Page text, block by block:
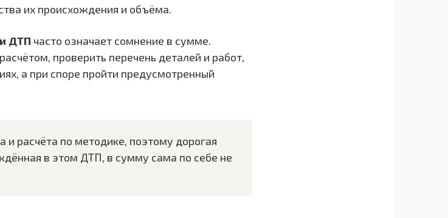
их происхождения и объёма.
ДТП часто означает сомнение в сумме.
проверить перечень деталей и работ,
а при споре пройти предусмотренный
и расчёта по методике, поэтому дорогая
в этом ДТП, в сумму сама по себе не